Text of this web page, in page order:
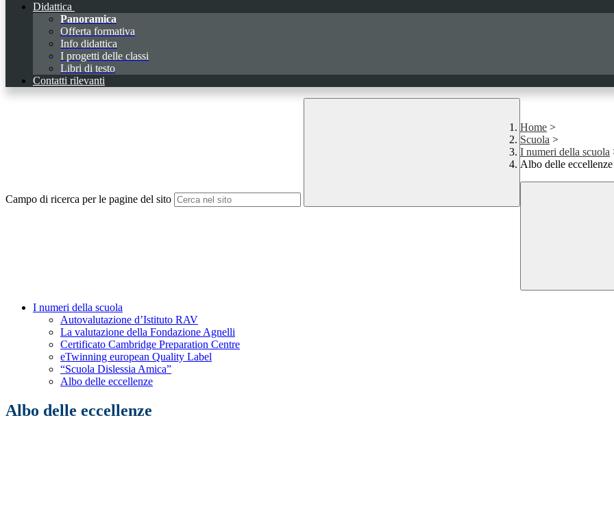
Didattica
Panoramica
Offerta formativa
Info didattica
I progetti delle classi
Libri di testo
Contatti rilevanti
Campo di ricerca per le pagine del sito
Home >
Scuola >
I numeri della scuola
Albo delle eccellenze
I numeri della scuola
Autovalutazione d’Istituto RAV
La valutazione della Fondazione Agnelli
Certificato Cambridge Preparation Centre
eTwinning european Quality Label
“Scuola Dislessia Amica”
Albo delle eccellenze
Albo delle eccellenze